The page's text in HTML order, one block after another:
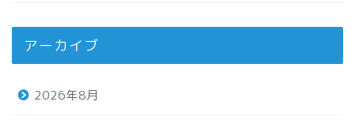
アーカイブ
2026年8月